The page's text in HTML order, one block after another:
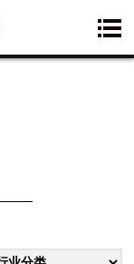
了解的业务是: